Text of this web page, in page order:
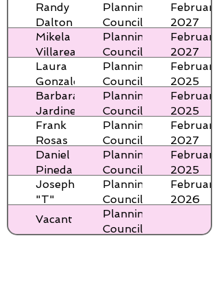
Member
Randy
Dalton
Planning
Council
Member
February
2027
Mikela
Villareal
Planning
Council
Member
February
2027
Laura
Gonzalez
Planning
Council
Member
February
2025
Barbara
Jardine
Planning
Council
Member
February
2025
Frank
Rosas
Planning
Council
Member
February
2027
Daniel
Pineda
Planning
Council
Member
February
2025
Joseph
"T"
Leitch
Planning
Council
Member
February
2026
Vacant
Planning
Council